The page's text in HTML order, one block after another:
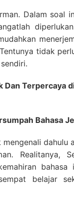
Dalam soal
tidak
Dan Terpercaya
Bahasa
dahulu
Realitanya,
bahasa
belajar